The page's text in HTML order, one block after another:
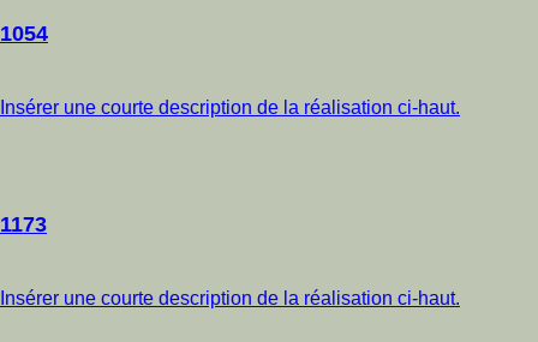
1054
Insérer une courte description de la réalisation ci-haut.
1173
Insérer une courte description de la réalisation ci-haut.